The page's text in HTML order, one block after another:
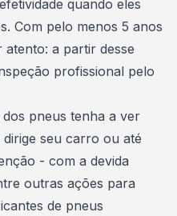
quando eles
Com pelo menos 5 anos
a partir desse
profissional pelo
pneus tenha a ver
seu carro ou até
- com a devida
outras ações para
de pneus